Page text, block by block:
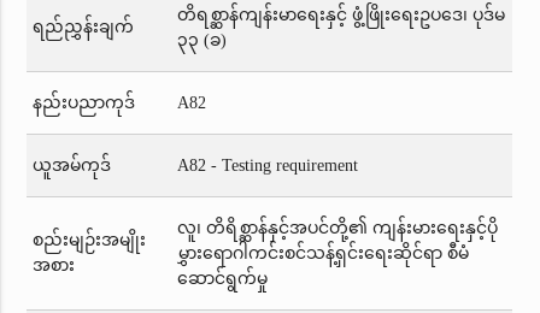
ရည်ညွှန်းချက်
တိရစ္ဆာန်ကျန်းမာရေးနှင့် ဖွံ့ဖြိုးရေးဥပဒေ၊ ပုဒ်မ
၃၃ (ခ)
နည်းပညာကုဒ် A82
ယူအမ်ကုဒ် A82 - Testing requirement
စည်းမျဉ်းအမျိုး
အစား
လူ၊ တိရိစ္ဆာန်နှင့်အပင်တို့၏ ကျန်းမားရေးနှင့်ပို
မွှားရောဂါကင်းစင်သန့်ရှင်းရေးဆိုင်ရာ စီမံ
ဆောင်ရွက်မှု